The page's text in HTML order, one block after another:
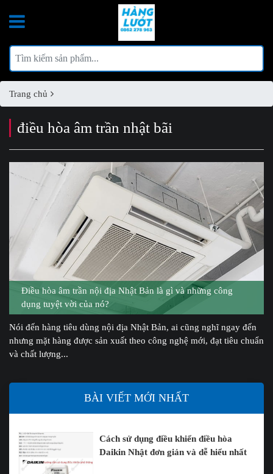
Trang chủ
điều hòa âm trần nhật bãi
Điều hòa âm trần nội địa Nhật Bản là gì và những công
dụng tuyệt vời của nó?
Nói đến hàng tiêu dùng nội địa Nhật Bản, ai cũng nghĩ ngay đến
nhưng mặt hàng được sản xuất theo công nghệ mới, đạt tiêu chuẩn
và chất lượng...
BÀI VIẾT MỚI NHẤT
Cách sử dụng điều khiển điều hòa
Daikin Nhật đơn giản và dễ hiểu nhất